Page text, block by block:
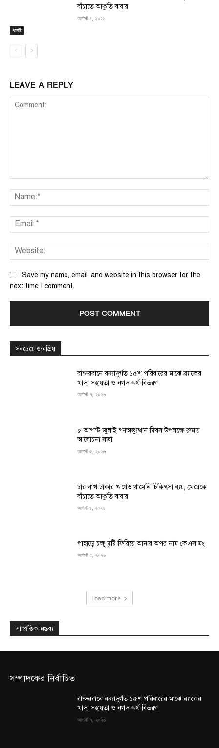
থানচি
বাঁচাতে আকুতি বাবার
আগস্ট ৪, ২০২৬
LEAVE A REPLY
Save my name, email, and website in this browser for the
next time I comment.
সবচেয়ে জনপ্রিয়
বান্দরবানে বন্যাদুর্গত ১৫শ পরিবারের মাঝে ব্র্যাকের
খাদ্য সহায়তা ও নগদ অর্থ বিতরণ
আগস্ট ৭, ২০২৬
৫ আগস্ট জুলাই গণঅভ্যুত্থান দিবস উপলক্ষে রুমায়
আলোচনা সভা
আগস্ট ৫, ২০২৬
চার লাখ টাকার ঋণেও থামেনি চিকিৎসা ব্যয়, মেয়েকে
বাঁচাতে আকুতি বাবার
আগস্ট ৪, ২০২৬
পাহাড়ে চক্ষু দৃষ্টি ফিরিয়ে আনার অপর নাম কেএস মং
আগস্ট ৩, ২০২৬
Load more
সাম্প্রতিক মন্তব্য
সম্পাদকের নির্বাচিত
বান্দরবানে বন্যাদুর্গত ১৫শ পরিবারের মাঝে ব্র্যাকের
খাদ্য সহায়তা ও নগদ অর্থ বিতরণ
আগস্ট ৭, ২০২৬